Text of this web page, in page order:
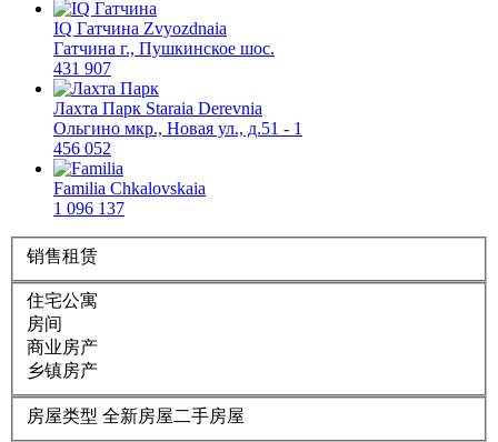
IQ Гатчина Zvyozdnaia
Гатчина г., Пушкинское шос.
431 907
Лахта Парк Staraia Derevnia
Ольгино мкр., Новая ул., д.51 - 1
456 052
Familia Chkalovskaia
1 096 137
销售租赁
住宅公寓
房间
商业房产
乡镇房产
房屋类型 全新房屋二手房屋